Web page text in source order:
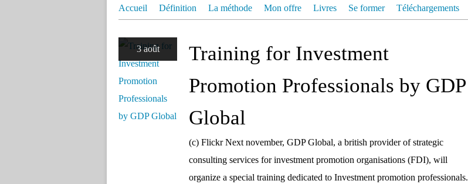
Accueil Définition La méthode Mon offre Livres Se former Téléchargements
3 août
Training for Investment
Promotion Professionals by GDP
Global
(c) Flickr Next november, GDP Global, a british provider of strategic
consulting services for investment promotion organisations (FDI), will
organize a special training dedicated to Investment promotion professionals.